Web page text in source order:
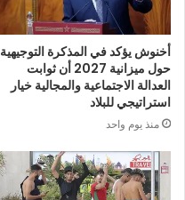
أخنوش يؤكد في المذكرة التوجيهية
حول ميزانية 2027 أن ثوابت
العدالة الاجتماعية والمجالية خيار
استراتيجي للبلاد
منذ يوم واحد